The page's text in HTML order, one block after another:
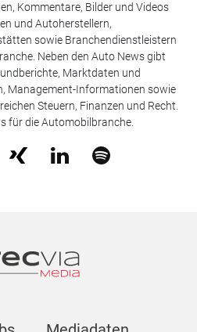
Kommentare, Bilder und Videos
und Autoherstellern,
sowie Branchendienstleistern
Neben den Auto News gibt
Marktdaten und
Management-Informationen sowie
Steuern, Finanzen und Recht.
für die Automobilbranche.